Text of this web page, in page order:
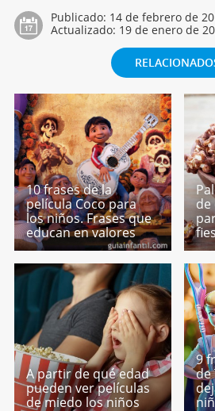
Publicado: 14 de febrero de
Actualizado: 19 de enero de
10 frases de la
película Coco para
los niños. Frases que
educan en valores
de
A partir de qué edad
pueden ver películas
de miedo los niños
9
de